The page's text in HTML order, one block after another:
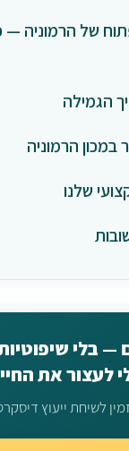
של הרמוניה —
הגמילה
הרמוניה
שלנו
— בלי
לעצור את
לשיחת ייעוץ